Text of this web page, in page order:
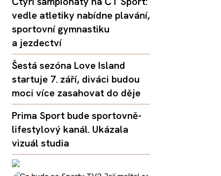
vedle atletiky nabídne plavání,
sportovní gymnastiku
a jezdectví
Šestá sezóna Love Island
startuje 7. září, diváci budou
moci více zasahovat do děje
Prima Sport bude sportovně-
lifestylový kanál. Ukázala
vizuál studia